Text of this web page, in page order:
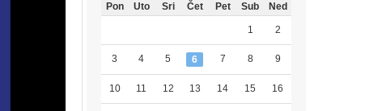
Pon Uto Sri Čet Pet Sub Ned
1 2
3 4 5 6 7 8 9
10 11 12 13 14 15 16